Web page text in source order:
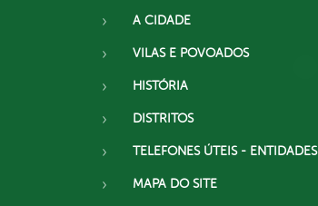
A CIDADE
VILAS E POVOADOS
HISTÓRIA
DISTRITOS
TELEFONES ÚTEIS - ENTIDADES
MAPA DO SITE